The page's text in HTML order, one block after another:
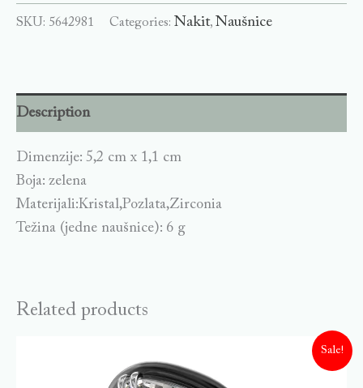
SKU: 5642981 Categories: Nakit, Naušnice
Description
Dimenzije: 5,2 cm x 1,1 cm
Boja: zelena
Materijali:Kristal,Pozlata,Zirconia
Težina (jedne naušnice): 6 g
Related products
Sale!